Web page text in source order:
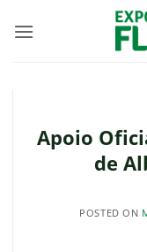
Apoio
de
POSTED ON